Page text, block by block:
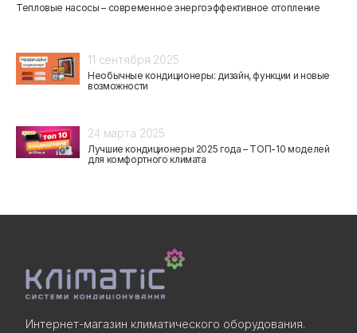
Тепловые насосы – современное энергоэффективное отопление
11 сентября 2025
Необычные кондиционеры: дизайн, функции и новые
возможности
24 марта 2025
Лучшие кондиционеры 2025 года – ТОП-10 моделей
для комфортного климата
Интернет-магазин климатического оборудования.